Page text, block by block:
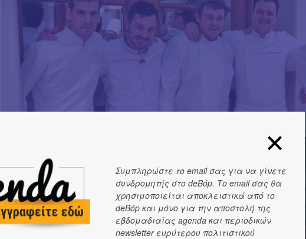
Συμπληρώστε το email σας για να γίνετε
συνδρομητής στο deBόp. Το email σας θα
χρησιμοποιείται αποκλειστικά από το
deBόp και μόνο για την αποστολή της
εβδομαδιαίας agenda και περιοδικών
newsletter ευρύτερου πολιτιστικού